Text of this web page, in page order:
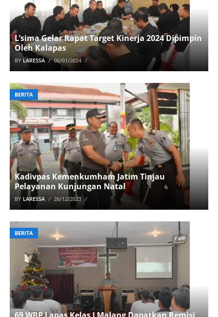
L’sima Gelar Rapat Target Kinerja 2024 Dipimpin
Oleh Kalapas
BY LARESSA 06/01/2024
BERITA
Kadivpas Kemenkumham Jatim Tinjau
Pelayanan Kunjungan Natal
BY LARESSA 26/12/2023
BERITA